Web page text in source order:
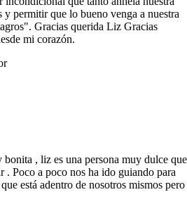
y permitir que lo bueno venga a nuestra
Gracias querida Liz Gracias
mi corazón.
, liz es una persona muy dulce que
. Poco a poco nos ha ido guiando para
está adentro de nosotros mismos pero